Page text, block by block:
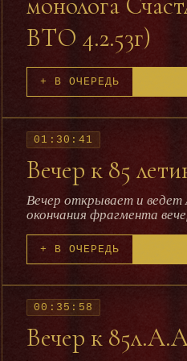
Художественном театре
спектаклях МХАТ
посол” А. Тур (1967), но
расследуется в “Тяжком
пробовал
полковника Гисслинга,
экспериментах. Среди
ВТО 4.2.53г)
+ В ОЧЕРЕДЬ
Вечер к 85
Вечер открывает и
окончания фрагмента
записи 1938 года, в роли царицы Ирины. (На фото - Иван Москвин (2
Книппер-Чехова в роли
01:30:41
+ В ОЧЕРЕДЬ
Вечер к
00:35:58